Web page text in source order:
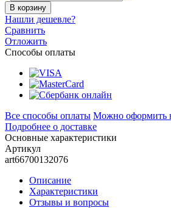
В корзину
Нашли дешевле?
Сравнить
Отложить
Способы оплаты
Все способы оплаты Можно оформить
Подробнее о доставке
Основные характеристики
Артикул
art66700132076
Описание
Характеристики
Отзывы и вопросы